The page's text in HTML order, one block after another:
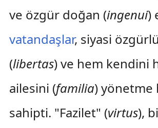
ve özgür doğan (ingenui)
vatandaşlar, siyasi
(libertas) ve hem kendini
ailesini (familia) yönetme
sahipti. "Fazilet" (virtus),